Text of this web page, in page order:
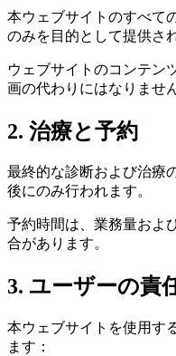
本ウェブサイトのすべて
のみを目的として提供さ
ウェブサイトのコンテン
画の代わりにはなりません
2. 治療と予約
最終的な診断および治療
後にのみ行われます。
予約時間は、業務量およ
合があります。
3. ユーザーの責
本ウェブサイトを使用す
ます：